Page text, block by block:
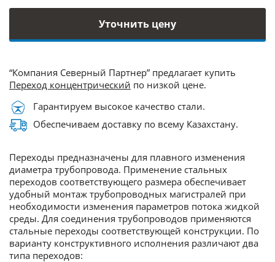
Уточнить цену
“Компания Северный Партнер” предлагает купить
Переход концентрический по низкой цене.
Гарантируем высокое качество стали.
Обеспечиваем доставку по всему Казахстану.
Переходы предназначены для плавного изменения
диаметра трубопровода. Применение стальных
переходов соответствующего размера обеспечивает
удобный монтаж трубопроводных магистралей при
необходимости изменения параметров потока жидкой
среды. Для соединения трубопроводов применяются
стальные переходы соответствующей конструкции. По
варианту конструктивного исполнения различают два
типа переходов: